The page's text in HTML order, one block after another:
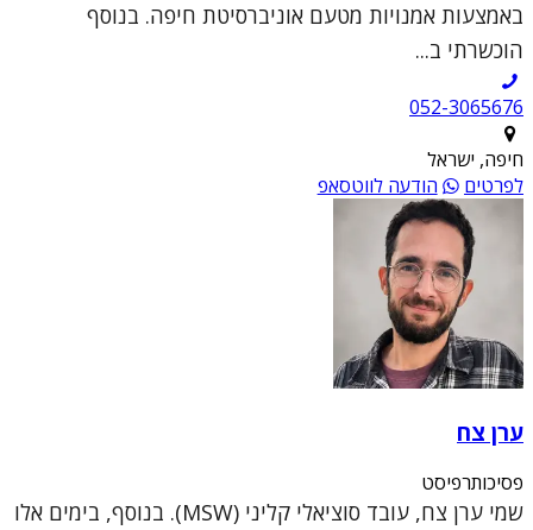
באמצעות אמנויות מטעם אוניברסיטת חיפה. בנוסף
הוכשרתי ב...
052-3065676
חיפה, ישראל
לפרטים
הודעה לווטסאפ
ערן צח
פסיכותרפיסט
שמי ערן צח, עובד סוציאלי קליני (MSW). בנוסף, בימים אלו